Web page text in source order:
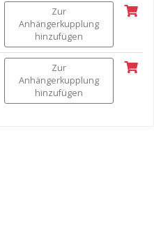
Zur
Anhängerkupplung
hinzufügen
Zur
Anhängerkupplung
hinzufügen